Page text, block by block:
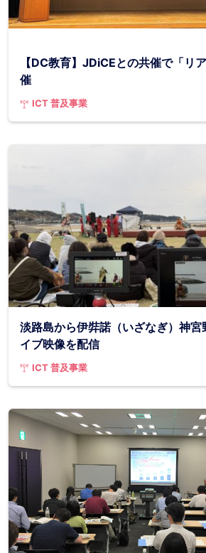
【DC教育】JDiCEとの共催で「リ
催
ICT 普及事業
淡路島から伊弉諾（いざなぎ）神宮
イブ映像を配信
ICT 普及事業